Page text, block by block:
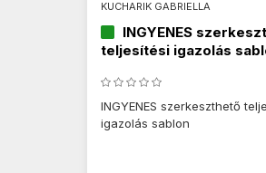
KUCHARIK GABRIELLA
INGYENES
teljesítési igazolás
INGYENES szerkeszthető
igazolás sablon